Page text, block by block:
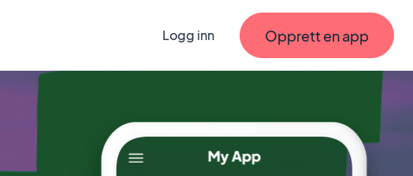
Logg inn Opprett en app